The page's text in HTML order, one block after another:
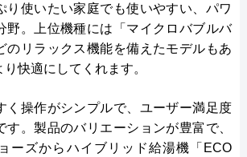
り使いたい家庭でも使いやすい、パワ
野。上位機種には「マイクロバブルバ
のリラックス機能を備えたモデルもあ
快適にしてくれます。
く操作がシンプルで、ユーザー満足度
す。製品のバリエーションが豊富で、
ーズからハイブリッド給湯機「ECO